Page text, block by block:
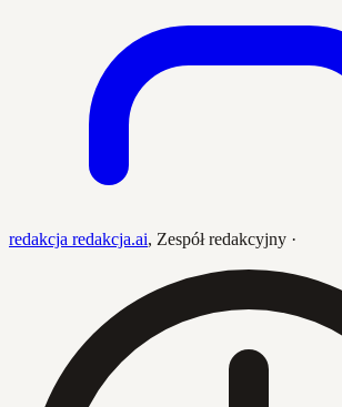
redakcja redakcja.ai, Zespół redakcyjny ·